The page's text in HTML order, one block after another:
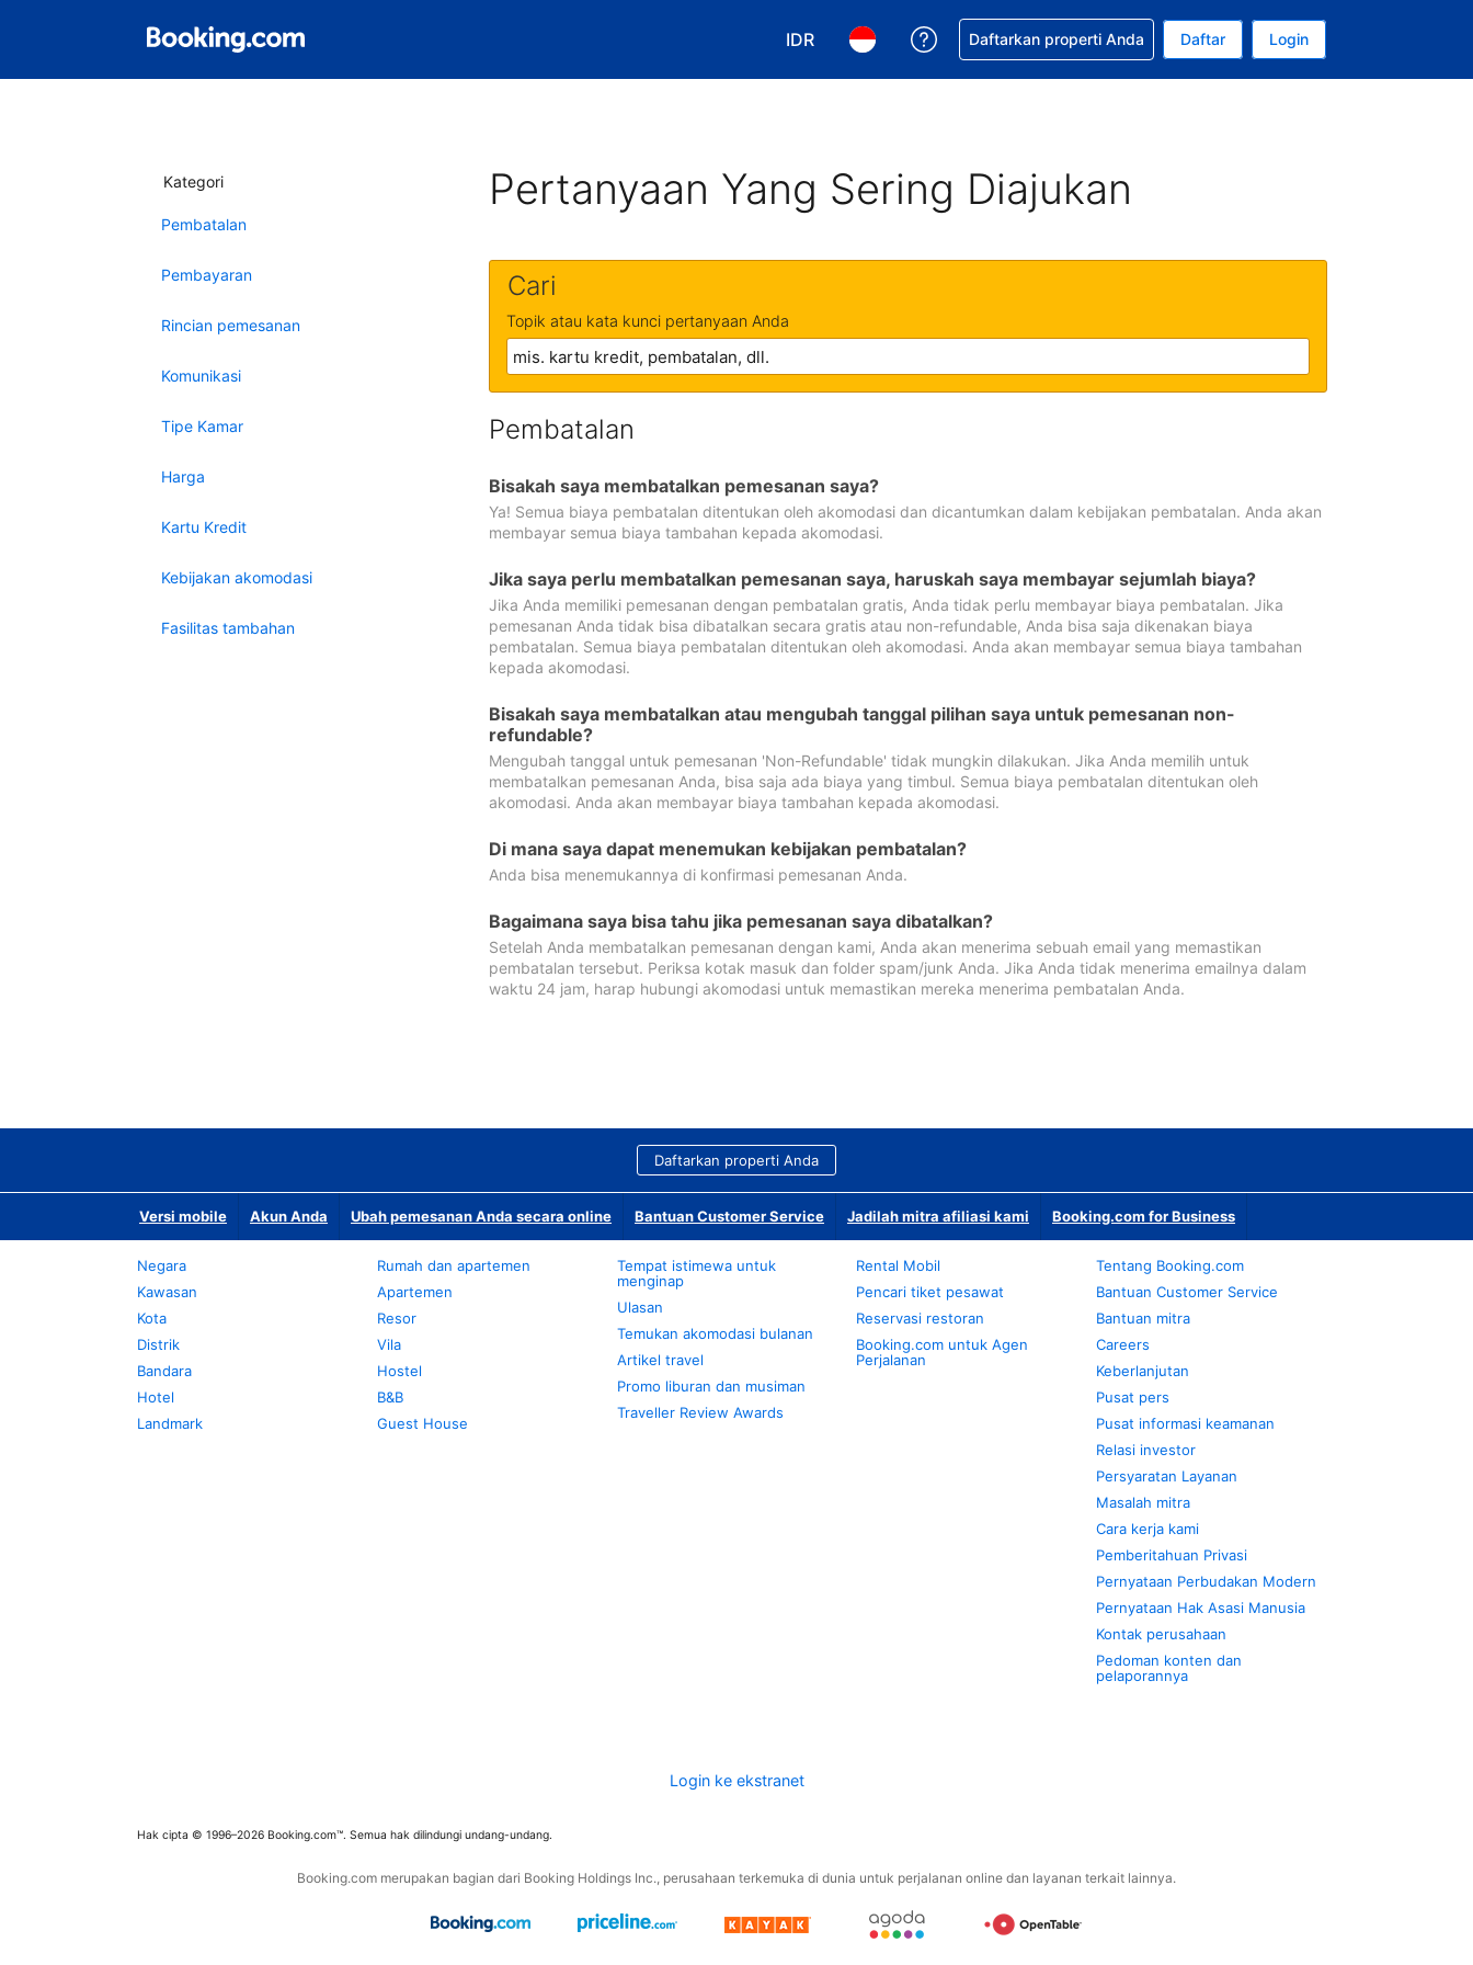
IDR
Pilih mata uang Anda. Mata uang Anda saat ini adalah Rupiah Indonesia
Pilih bahasa Anda. Bahasa Anda saat ini adalah Bahasa Indonesia
Dapatkan bantuan untuk pemesanan Anda
Daftarkan properti Anda Daftar Login
Kategori
Pembatalan
Pembayaran
Rincian pemesanan
Komunikasi
Tipe Kamar
Harga
Kartu Kredit
Kebijakan akomodasi
Fasilitas tambahan
Pertanyaan Yang Sering Diajukan
Cari
Topik atau kata kunci pertanyaan Anda
Pembatalan
Bisakah saya membatalkan pemesanan saya?
Ya! Semua biaya pembatalan ditentukan oleh akomodasi dan dicantumkan dalam kebijakan pembatalan. Anda akan
membayar semua biaya tambahan kepada akomodasi.
Jika saya perlu membatalkan pemesanan saya, haruskah saya membayar sejumlah biaya?
Jika Anda memiliki pemesanan dengan pembatalan gratis, Anda tidak perlu membayar biaya pembatalan. Jika
pemesanan Anda tidak bisa dibatalkan secara gratis atau non-refundable, Anda bisa saja dikenakan biaya
pembatalan. Semua biaya pembatalan ditentukan oleh akomodasi. Anda akan membayar semua biaya tambahan
kepada akomodasi.
Bisakah saya membatalkan atau mengubah tanggal pilihan saya untuk pemesanan non-
refundable?
Mengubah tanggal untuk pemesanan 'Non-Refundable' tidak mungkin dilakukan. Jika Anda memilih untuk
membatalkan pemesanan Anda, bisa saja ada biaya yang timbul. Semua biaya pembatalan ditentukan oleh
akomodasi. Anda akan membayar biaya tambahan kepada akomodasi.
Di mana saya dapat menemukan kebijakan pembatalan?
Anda bisa menemukannya di konfirmasi pemesanan Anda.
Bagaimana saya bisa tahu jika pemesanan saya dibatalkan?
Setelah Anda membatalkan pemesanan dengan kami, Anda akan menerima sebuah email yang memastikan
pembatalan tersebut. Periksa kotak masuk dan folder spam/junk Anda. Jika Anda tidak menerima emailnya dalam
waktu 24 jam, harap hubungi akomodasi untuk memastikan mereka menerima pembatalan Anda.
Daftarkan properti Anda
Versi mobile Akun Anda Ubah pemesanan Anda secara online Bantuan Customer Service Jadilah mitra afiliasi kami Booking.com for Business
Negara
Kawasan
Kota
Distrik
Bandara
Hotel
Landmark
Rumah dan apartemen
Apartemen
Resor
Vila
Hostel
B&B
Guest House
Tempat istimewa untuk
menginap
Ulasan
Temukan akomodasi bulanan
Artikel travel
Promo liburan dan musiman
Traveller Review Awards
Rental Mobil
Pencari tiket pesawat
Reservasi restoran
Booking.com untuk Agen
Perjalanan
Tentang Booking.com
Bantuan Customer Service
Bantuan mitra
Careers
Keberlanjutan
Pusat pers
Pusat informasi keamanan
Relasi investor
Persyaratan Layanan
Masalah mitra
Cara kerja kami
Pemberitahuan Privasi
Pernyataan Perbudakan Modern
Pernyataan Hak Asasi Manusia
Kontak perusahaan
Pedoman konten dan
pelaporannya
Login ke ekstranet
Hak cipta © 1996–2026 Booking.com™. Semua hak dilindungi undang-undang.
Booking.com merupakan bagian dari Booking Holdings Inc., perusahaan terkemuka di dunia untuk perjalanan online dan layanan terkait lainnya.